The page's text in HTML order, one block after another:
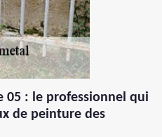
05 : le professionnel qui
de peinture des